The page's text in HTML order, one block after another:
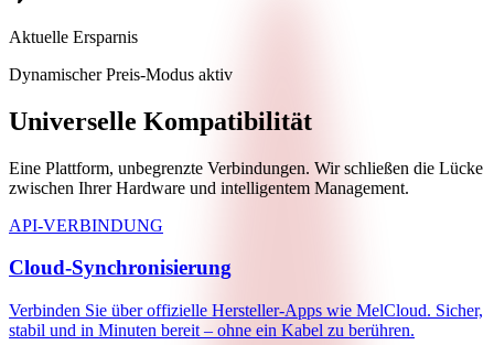
Aktuelle Ersparnis
Dynamischer Preis‑Modus aktiv
Universelle Kompatibilität
Eine Plattform, unbegrenzte Verbindungen. Wir schließen die Lücke
zwischen Ihrer Hardware und intelligentem Management.
API-VERBINDUNG
Cloud‑Synchronisierung
Verbinden Sie über offizielle Hersteller‑Apps wie MelCloud. Sicher,
stabil und in Minuten bereit – ohne ein Kabel zu berühren.